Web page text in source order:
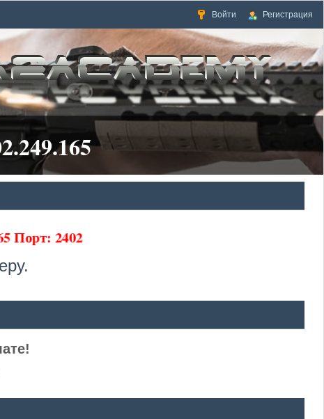
Войти Регистрация
Порт: 2402